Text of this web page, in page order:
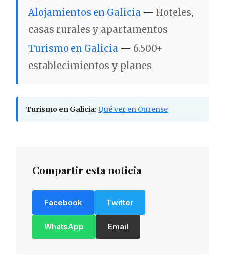
Alojamientos en Galicia — Hoteles,
casas rurales y apartamentos
Turismo en Galicia — 6.500+
establecimientos y planes
Turismo en Galicia: Qué ver en Ourense
Compartir esta noticia
Facebook Twitter
WhatsApp Email